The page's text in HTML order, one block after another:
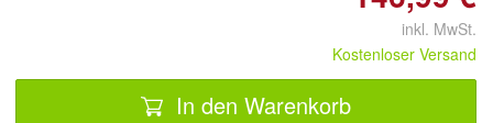
inkl. MwSt.
Kostenloser Versand
In den Warenkorb